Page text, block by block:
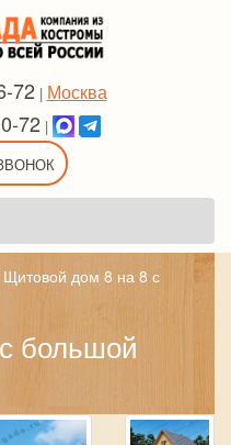
72 | Москва
72 |
Щитовой дом 8 на 8 с
большой